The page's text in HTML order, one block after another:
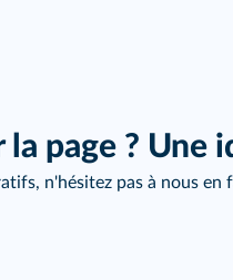
page ? Une
n'hésitez pas à nous en